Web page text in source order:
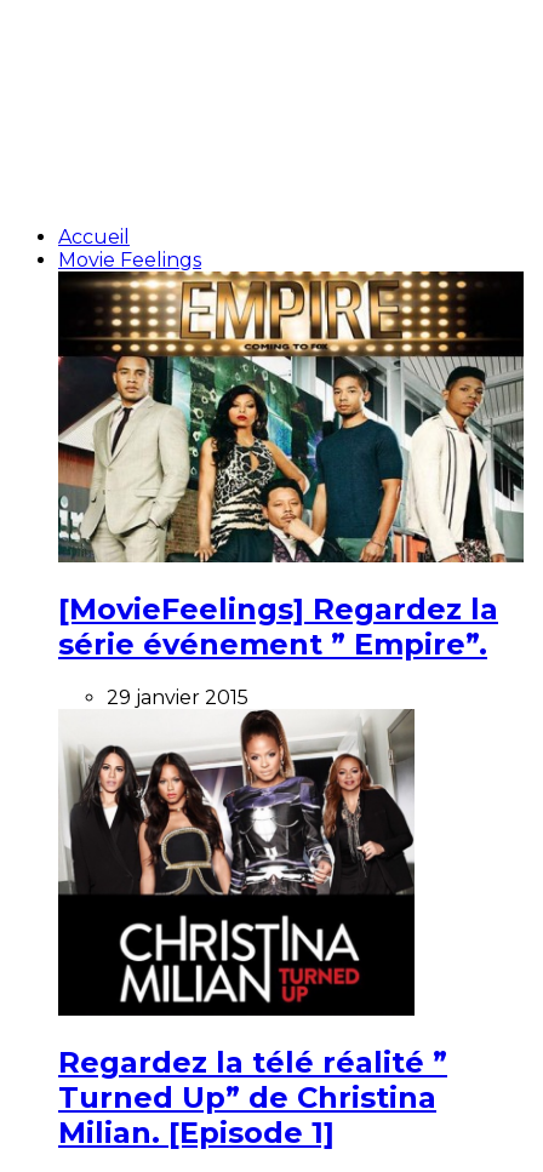
Accueil
Movie Feelings
[MovieFeelings] Regardez la
série événement ” Empire”.
29 janvier 2015
Regardez la télé réalité ”
Turned Up” de Christina
Milian. [Episode 1]